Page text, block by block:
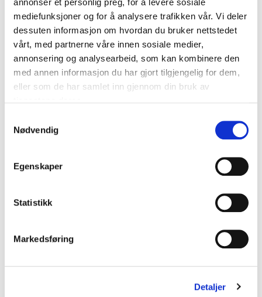
mediefunksjoner og for å analysere trafikken vår. Vi deler
dessuten informasjon om hvordan du bruker nettstedet
vårt, med partnerne våre innen sosiale medier,
annonsering og analysearbeid, som kan kombinere den
med annen informasjon du har gjort tilgjengelig for dem,
eller som de har samlet inn gjennom din bruk av
Nødvendig
Egenskaper
Statistikk
Markedsføring
Detaljer